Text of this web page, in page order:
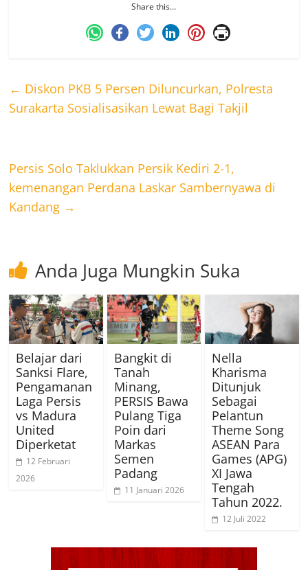
Share this…
← Diskon PKB 5 Persen Diluncurkan, Polresta
Surakarta Sosialisasikan Lewat Bagi Takjil
Persis Solo Taklukkan Persik Kediri 2-1,
kemenangan Perdana Laskar Sambernyawa di
Kandang →
Anda Juga Mungkin Suka
Belajar dari
Sanksi Flare,
Pengamanan
Laga Persis
vs Madura
United
Diperketat
12 Februari
2026
Bangkit di
Tanah
Minang,
PERSIS Bawa
Pulang Tiga
Poin dari
Markas
Semen
Padang
11 Januari 2026
Nella
Kharisma
Ditunjuk
Sebagai
Pelantun
Theme Song
ASEAN Para
Games (APG)
XI Jawa
Tengah
Tahun 2022.
12 Juli 2022